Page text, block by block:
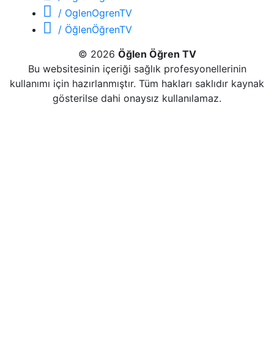
/ OglenOgrenTV
/ ÖğlenÖğrenTV
© 2026 Öğlen Öğren TV
Bu websitesinin içeriği sağlık profesyonellerinin
kullanımı için hazırlanmıştır. Tüm hakları saklıdır kaynak
gösterilse dahi onaysız kullanılamaz.